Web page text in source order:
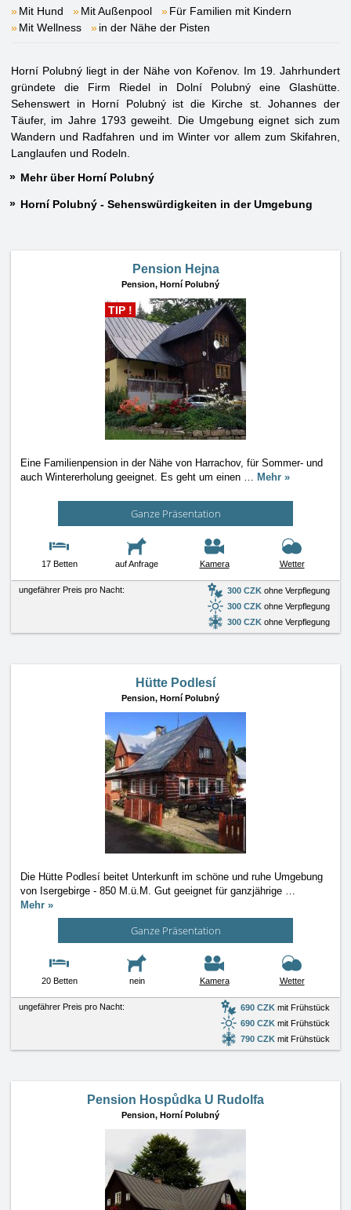
Mit Hund
Mit Außenpool
Für Familien mit Kindern
Mit Wellness
in der Nähe der Pisten
Horní Polubný liegt in der Nähe von Kořenov. Im 19. Jahrhundert
gründete die Firm Riedel in Dolní Polubný eine Glashütte.
Sehenswert in Horní Polubný ist die Kirche st. Johannes der
Täufer, im Jahre 1793 geweiht. Die Umgebung eignet sich zum
Wandern und Radfahren und im Winter vor allem zum Skifahren,
Langlaufen und Rodeln.
Mehr über Horní Polubný
Horní Polubný - Sehenswürdigkeiten in der Umgebung
Pension Hejna
Pension, Horní Polubný
TIP !
Eine Familienpension in der Nähe von Harrachov, für Sommer- und
auch Wintererholung geeignet. Es geht um einen … Mehr »
Ganze Präsentation
17 Betten auf Anfrage Kamera Wetter
ungefährer Preis pro Nacht: 300 CZK ohne Verpflegung
300 CZK ohne Verpflegung
300 CZK ohne Verpflegung
Hütte Podlesí
Pension, Horní Polubný
Die Hütte Podlesí beitet Unterkunft im schöne und ruhe Umgebung
von Isergebirge - 850 M.ü.M. Gut geeignet für ganzjährige …
Mehr »
Ganze Präsentation
20 Betten nein Kamera Wetter
ungefährer Preis pro Nacht: 690 CZK mit Frühstück
690 CZK mit Frühstück
790 CZK mit Frühstück
Pension Hospůdka U Rudolfa
Pension, Horní Polubný